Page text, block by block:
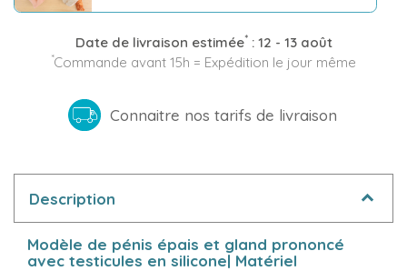
Date de livraison estimée*: 12 - 13 août
*Commande avant 15h = Expédition le jour même
Connaitre nos tarifs de livraison
Description
Modèle de pénis épais et gland prononcé
avec testicules en silicone| Matériel